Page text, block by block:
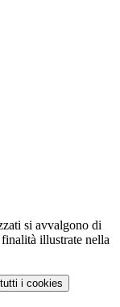
si avvalgono di
illustrate nella
i cookies